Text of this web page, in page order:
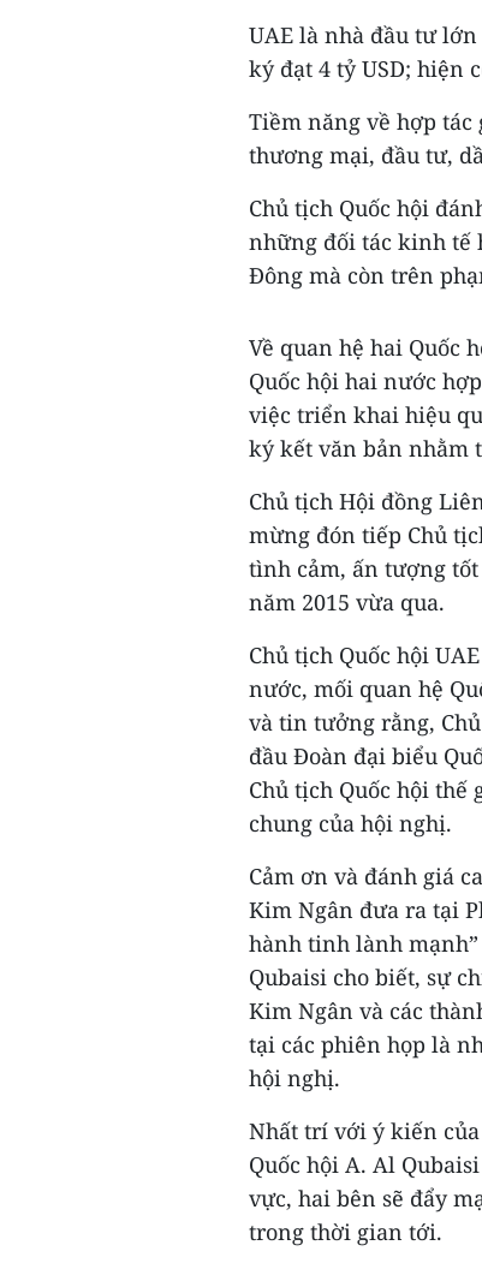
UAE là nhà đầu tư
ký đạt 4 tỷ USD; hiện
Tiềm năng về hợp
thương mại, đầu tư,
Chủ tịch Quốc hội
những đối tác kinh tế
Đông mà còn trên
Về quan hệ hai Quốc
Quốc hội hai nước
việc triển khai hiệu
ký kết văn bản nhằm
Chủ tịch Hội đồng
mừng đón tiếp Chủ
tình cảm, ấn tượng
năm 2015 vừa qua.
Chủ tịch Quốc hội
nước, mối quan hệ
và tin tưởng rằng,
đầu Đoàn đại biểu
Chủ tịch Quốc hội
chung của hội nghị.
Cảm ơn và đánh giá
Kim Ngân đưa ra tại
hành tinh lành
Qubaisi cho biết, sự
Kim Ngân và các
tại các phiên họp là
hội nghị.
Nhất trí với ý kiến
Quốc hội A. Al
vực, hai bên sẽ đẩy
trong thời gian tới.